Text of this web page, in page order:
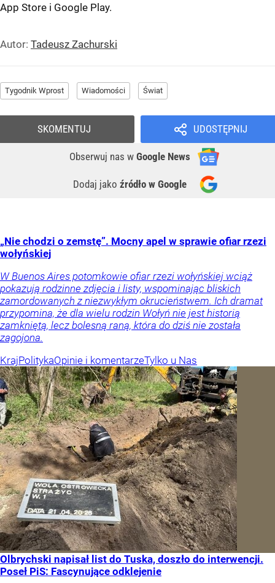
App Store i Google Play.
Autor: Tadeusz Zachurski
Tygodnik Wprost Wiadomości Świat
UDOSTĘPNIJ
Obserwuj nas w Google News
Dodaj jako źródło w Google
SKOMENTUJ
„Nie chodzi o zemstę”. Mocny apel w sprawie ofiar rzezi
wołyńskiej
W Buenos Aires potomkowie ofiar rzezi wołyńskiej wciąż
pokazują rodzinne zdjęcia i listy, wspominając bliskich
zamordowanych z niezwykłym okrucieństwem. Ich dramat
przypomina, że dla wielu rodzin Wołyń nie jest historią
zamkniętą, lecz bolesną raną, która do dziś nie została
zagojona.
KrajPolitykaOpinie i komentarzeTylko u Nas
Olbrychski napisał list do Tuska, doszło do interwencji.
Poseł PiS: Fascynujące odklejenie